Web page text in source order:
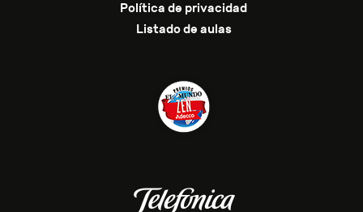
Política de privacidad
Listado de aulas